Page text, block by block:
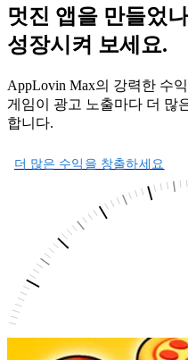
멋진 앱을 만들었
성장시켜 보세요.
AppLovin Max의 강력한 수
게임이 광고 노출마다 더 많
합니다.
더 많은 수익을 창출하세요